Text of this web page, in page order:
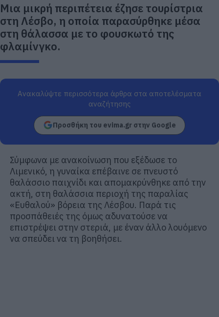
Μια μικρή περιπέτεια έζησε τουρίστρια
στη Λέσβο, η οποία παρασύρθηκε μέσα
στη θάλασσα με το φουσκωτό της
φλαμίνγκο.
Ανακαλύψτε περισσότερα άρθρα στα αποτελέσματα
αναζήτησης
Προσθήκη του evima.gr στην Google
Σύμφωνα με ανακοίνωση που εξέδωσε το
Λιμενικό, η γυναίκα επέβαινε σε πνευστό
θαλάσσιο παιχνίδι και απομακρύνθηκε από την
ακτή, στη θαλάσσια περιοχή της παραλίας
«Ευθαλού» βόρεια της Λέσβου. Παρά τις
προσπάθειές της όμως αδυνατούσε να
επιστρέψει στην στεριά, με έναν άλλο λουόμενο
να σπεύδει να τη βοηθήσει.